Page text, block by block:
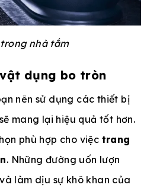
nhà tắm
dụng bo tròn
nên sử dụng các thiết bị
mang lại hiệu quả tốt hơn.
phù hợp cho việc trang
. Những đường uốn lượn
làm dịu sự khô khan của